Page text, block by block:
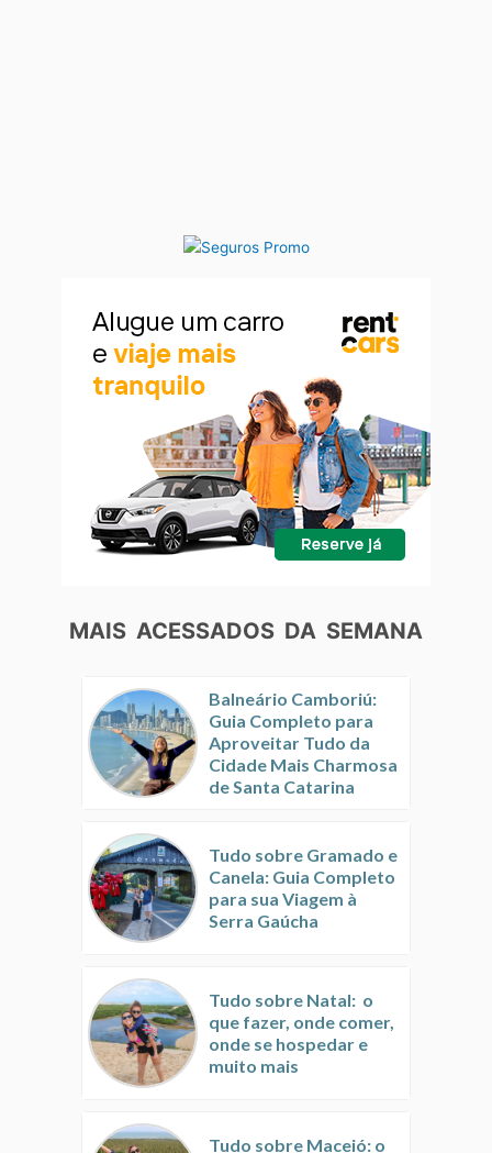
MAIS ACESSADOS DA SEMANA
Balneário Camboriú:
Guia Completo para
Aproveitar Tudo da
Cidade Mais Charmosa
de Santa Catarina
Tudo sobre Gramado e
Canela: Guia Completo
para sua Viagem à
Serra Gaúcha
Tudo sobre Natal: o
que fazer, onde comer,
onde se hospedar e
muito mais
Tudo sobre Maceió: o